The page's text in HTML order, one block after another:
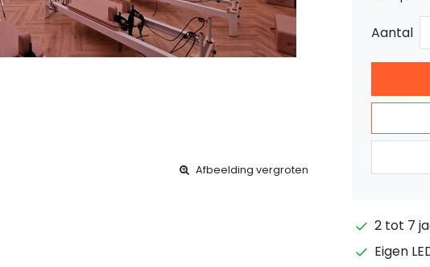
Afbeelding vergroten
Aantal
2 tot 7
Eigen